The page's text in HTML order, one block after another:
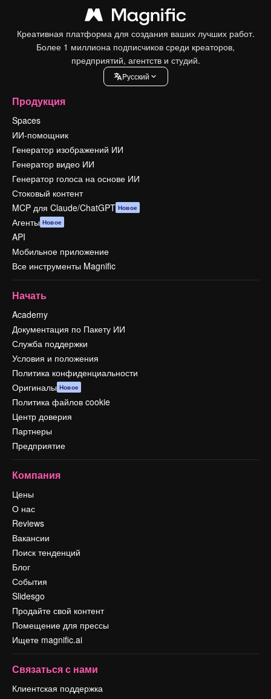
Креативная платформа для создания ваших лучших работ.
Более 1 миллиона подписчиков среди креаторов,
предприятий, агентств и студий.
Pусский
Продукция
Spaces
ИИ-помощник
Генератор изображений ИИ
Генератор видео ИИ
Генератор голоса на основе ИИ
Стоковый контент
MCP для Claude/ChatGPT Новое
Агенты Новое
API
Мобильное приложение
Все инструменты Magnific
Начать
Academy
Документация по Пакету ИИ
Служба поддержки
Условия и положения
Политика конфиденциальности
Оригиналы Новое
Политика файлов cookie
Центр доверия
Партнеры
Предприятие
Компания
Цены
О нас
Reviews
Вакансии
Поиск тенденций
Блог
События
Slidesgo
Продайте свой контент
Помещение для прессы
Ищете magnific.ai
Связаться с нами
Клиентская поддержка